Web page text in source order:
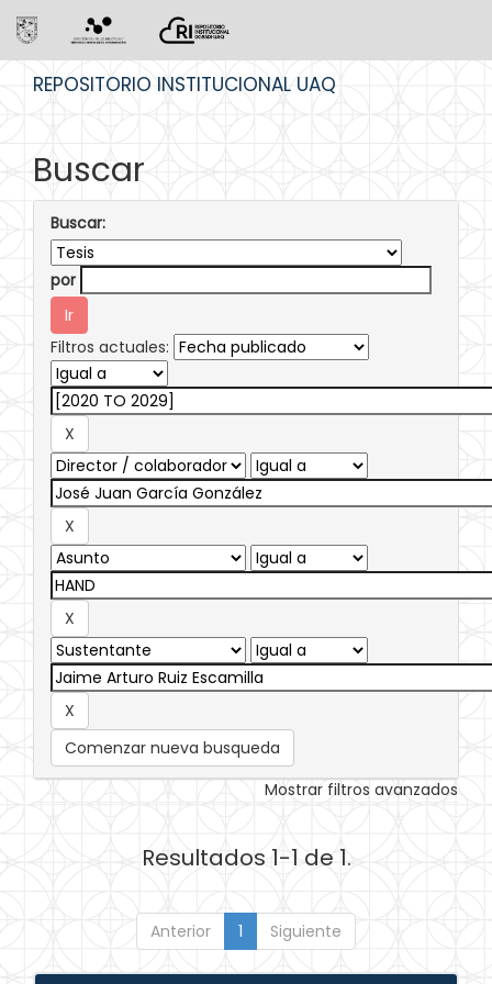
REPOSITORIO INSTITUCIONAL UAQ
Buscar
Buscar:
por
Filtros actuales:
Comenzar nueva busqueda
Mostrar filtros avanzados
Resultados 1-1 de 1.
Anterior 1 Siguiente